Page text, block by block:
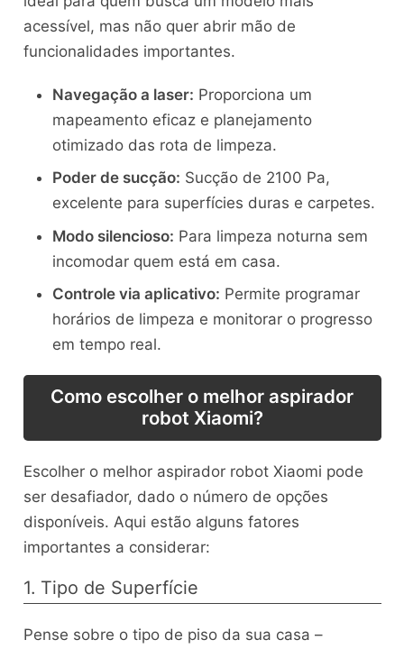
acessível, mas não quer abrir mão de
funcionalidades importantes.
Navegação a laser: Proporciona um
mapeamento eficaz e planejamento
otimizado das rota de limpeza.
Poder de sucção: Sucção de 2100 Pa,
excelente para superfícies duras e carpetes.
Modo silencioso: Para limpeza noturna sem
incomodar quem está em casa.
Controle via aplicativo: Permite programar
horários de limpeza e monitorar o progresso
em tempo real.
Como escolher o melhor aspirador
robot Xiaomi?
Escolher o melhor aspirador robot Xiaomi pode
ser desafiador, dado o número de opções
disponíveis. Aqui estão alguns fatores
importantes a considerar:
1. Tipo de Superfície
Pense sobre o tipo de piso da sua casa –